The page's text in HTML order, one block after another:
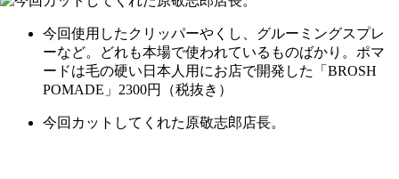
今回使用したクリッパーやくし、グルーミングスプレ
ーなど。どれも本場で使われているものばかり。ポマ
ードは毛の硬い日本人用にお店で開発した「BROSH
POMADE」2300円（税抜き）
今回カットしてくれた原敬志郎店長。